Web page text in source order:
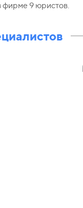
фирме 9 юристов.